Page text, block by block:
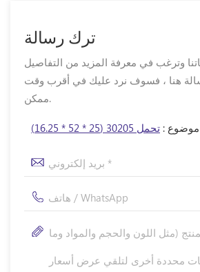
ترك رسالة
وترغب في معرفة المزيد من التفاصيل
هنا ، فسوف نرد عليك في أقرب وقت
ممكن.
موضوع : تحمل 30205 (25 * 52 * 16.25)